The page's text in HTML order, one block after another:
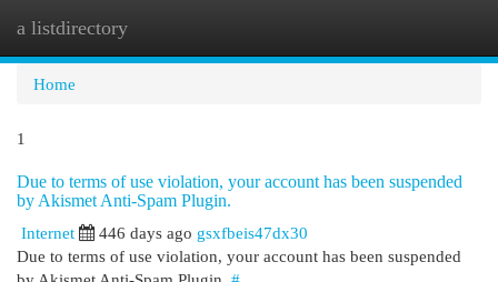
a listdirectory
Home
1
Due to terms of use violation, your account has been suspended
by Akismet Anti-Spam Plugin.
Internet
446 days ago gsxfbeis47dx30
Due to terms of use violation, your account has been suspended